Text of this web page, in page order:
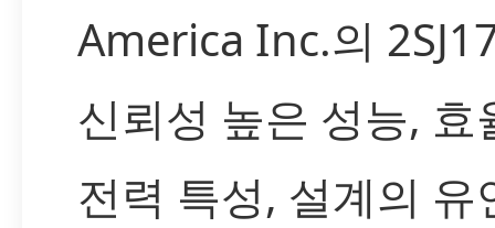
America Inc.의
신뢰성 높은 성능, 효
전력 특성, 설계의 유